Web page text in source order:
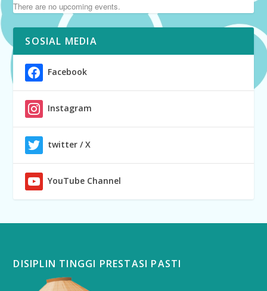
There are no upcoming events.
SOSIAL MEDIA
Facebook
Instagram
twitter / X
YouTube Channel
DISIPLIN TINGGI PRESTASI PASTI